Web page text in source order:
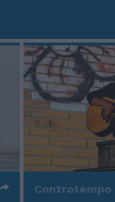
Controtempo